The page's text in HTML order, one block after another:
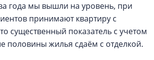
года мы вышли на уровень, при
принимают квартиру с
существенный показатель с учетом
половины жилья сдаём с отделкой.